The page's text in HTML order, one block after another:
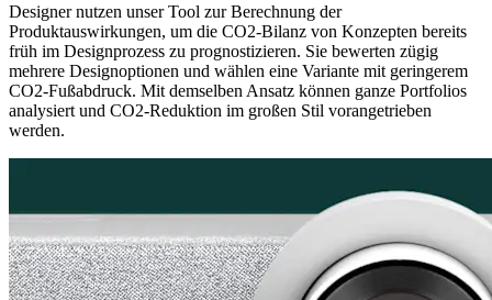
Designer nutzen unser Tool zur Berechnung der
Produktauswirkungen, um die CO2-Bilanz von Konzepten bereits
früh im Designprozess zu prognostizieren. Sie bewerten zügig
mehrere Designoptionen und wählen eine Variante mit geringerem
CO2-Fußabdruck. Mit demselben Ansatz können ganze Portfolios
analysiert und CO2-Reduktion im großen Stil vorangetrieben
werden.